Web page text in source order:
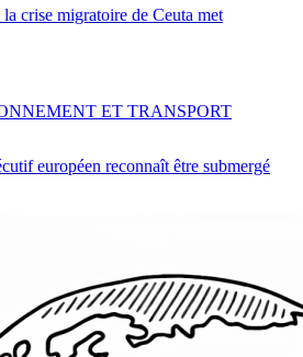
la crise migratoire de Ceuta met
européen reconnaît être submergé
ET TRANSPORT